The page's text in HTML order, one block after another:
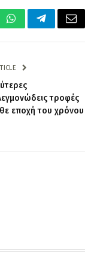
WhatsAppTelegramEmail
τροφές
εποχή του χρόνου